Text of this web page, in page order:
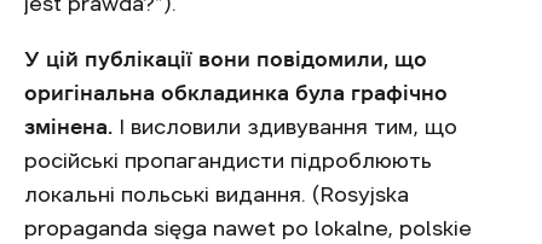
У цій публікації вони повідомили, що
оригінальна обкладинка була графічно
змінена. І висловили здивування тим, що
російські пропагандисти підроблюють
локальні польські видання. (Rosyjska
propaganda sięga nawet po lokalne, polskie